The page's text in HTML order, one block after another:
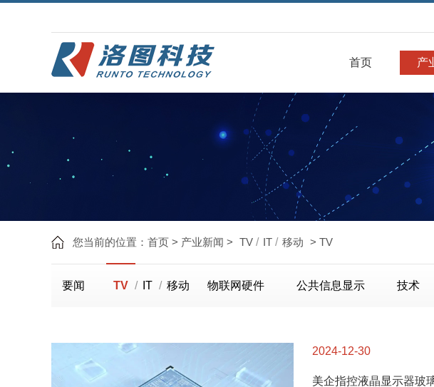
首页 产
您当前的位置： 首页 > 产业新闻 > TV IT 移动 > TV
要闻 TV IT 移动 物联网硬件 公共信息显示 技术
2024-12-30
美企指控液晶显示器玻